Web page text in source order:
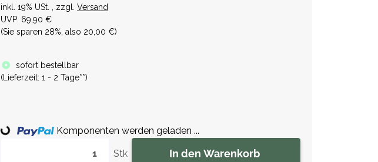
inkl. 19% USt. , zzgl. Versand
UVP: 69,90 €
(Sie sparen 28%, also 20,00 €)
sofort bestellbar
(Lieferzeit: 1 - 2 Tage**)
Stk In den Warenkorb
Loading... Komponenten werden geladen ...